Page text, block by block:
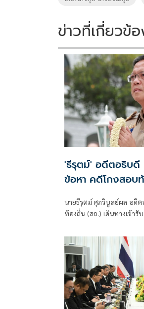
k k
ข่าวที่เกี่ยวข้
'ธีรุตม์' อดีตอธิบดี
ข้อหา คดีโกงสอบ
นายธีรุตม์ ศุภวิบูลย์ผล อดีต
ท้องถิ่น (สถ.) เดินทางเข้า